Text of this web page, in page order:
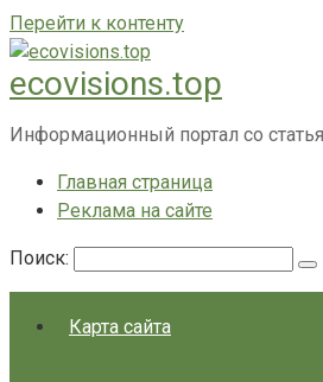
Перейти к контенту
ecovisions.top
Информационный портал со
Главная страница
Реклама на сайте
Поиск:
Карта сайта